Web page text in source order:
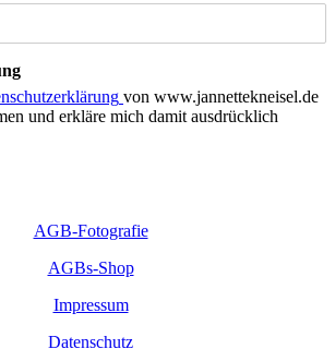
von www.jannettekneisel.de
und erkläre mich damit ausdrücklich
AGB-Fotografie
AGBs-Shop
Impressum
Datenschutz